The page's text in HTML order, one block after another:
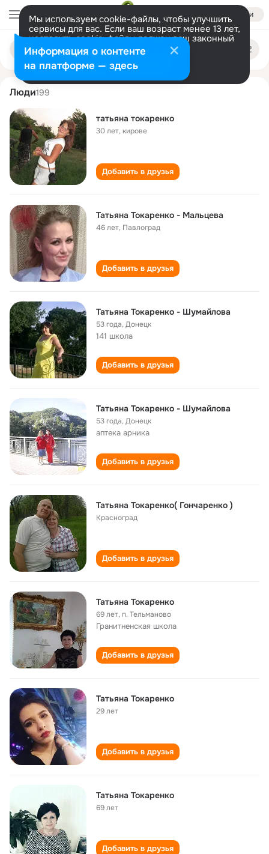
Войти
Мы используем cookie-файлы, чтобы улучшить
сервисы для вас. Если ваш возраст менее 13 лет,
настроить cookie-файлы должен ваш законный
представитель. Больше информации
Разрешить все Настроить
Поиск
людям
tatyana tokarenko
Люди199
татьяна токаренко
30 лет,кирове
Добавить в друзья
Татьяна Токаренко - Мальцева
46 лет, Павлоград
Добавить в друзья
Татьяна Токаренко - Шумайлова
53 года,Донецк
141 школа
Добавить в друзья
Татьяна Токаренко - Шумайлова
53 года,Донецк
аптека арника
Добавить в друзья
Татьяна Токаренко( Гончаренко )
Красноград
Добавить в друзья
Татьяна Токаренко
69 лет,п. Тельманово
Гранитненская школа
Добавить в друзья
Татьяна Токаренко
29 лет
Добавить в друзья
Татьяна Токаренко
69 лет
Добавить в друзья
Информация о контенте
на платформе — здесь